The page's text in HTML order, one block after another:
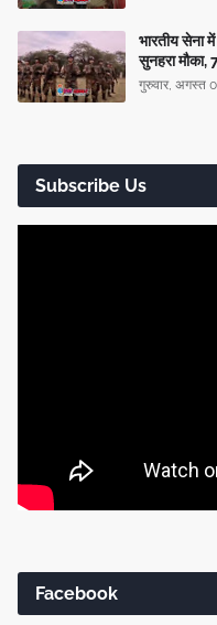
भारतीय सेना
सुनहरा
गुरुवार, अगस्त
Subscribe Us
Facebook